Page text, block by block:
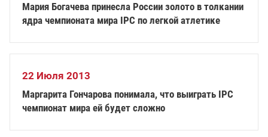
Мария Богачева принесла России золото в толкании
ядра чемпионата мира IPC по легкой атлетике
22 Июля 2013
Маргарита Гончарова понимала, что выиграть IPC
чемпионат мира ей будет сложно